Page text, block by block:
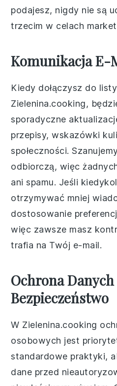
podajesz, nigdy nie są
trzecim w celach
Komunikacja E-
Kiedy dołączysz do
Zielenina.cooking,
sporadyczne
przepisy, wskazówki
społeczności.
odbiorczą, więc
ani spamu. Jeśli
otrzymywać mniej
dostosowanie
więc zawsze masz
trafia na Twój e-mail.
Ochrona
Bezpieczeństwo
W Zielenina.cooking
osobowych jest
standardowe praktyki,
dane przed